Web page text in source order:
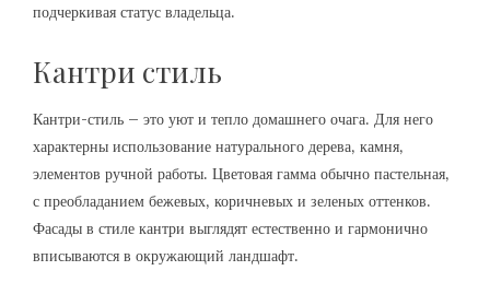
подчеркивая статус владельца.
Кантри стиль
Кантри-стиль – это уют и тепло домашнего очага. Для него
характерны использование натурального дерева‚ камня‚
элементов ручной работы. Цветовая гамма обычно пастельная‚
с преобладанием бежевых‚ коричневых и зеленых оттенков.
Фасады в стиле кантри выглядят естественно и гармонично
вписываются в окружающий ландшафт.